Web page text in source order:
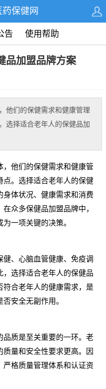
保健网
告 使用帮助
品加盟品牌方案
他们的保健需求和健康管理
选择适合老年人的保健品加
他们的保健需求和健康管
点。选择适合老年人的保健
身体状况、健康需求和消费
众多保健品加盟品牌中，
一项关键的决策。
、心脑血管健康、免疫调
选择适合老年人的保健品
符合老年人的健康需求，是
安全无副作用。
品质是至关重要的一环。老
量和安全性要求更高。因
严格质量管理体系和认证资